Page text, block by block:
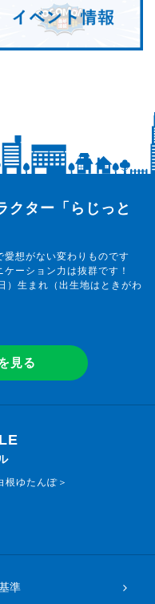
クター「らじっと
愛想がない変わりものです
ーション力は抜群です！
）生まれ（出生地はときがわ
見る
ゆたんぽ＞
準